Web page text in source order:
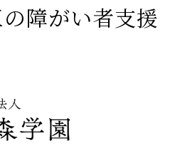
障がい者支援